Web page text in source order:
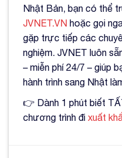
Nhật Bản, bạn có thể
JVNET.VN hoặc gọi
gặp trực tiếp các
nghiệm. JVNET luôn
– miễn phí 24/7 – giúp
hành trình sang Nhật
👉 Dành 1 phút biết
chương trình đi xuất